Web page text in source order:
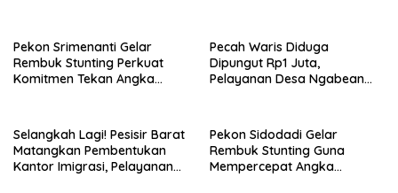
Pekon Srimenanti Gelar
Rembuk Stunting Perkuat
Komitmen Tekan Angka
Pecah Waris Diduga
Dipungut Rp1 Juta,
Pelayanan Desa Ngabean
Selangkah Lagi! Pesisir Barat
Matangkan Pembentukan
Kantor Imigrasi, Pelayanan
Pekon Sidodadi Gelar
Rembuk Stunting Guna
Mempercepat Angka